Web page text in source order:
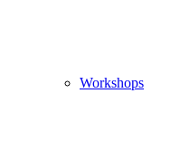
Workshops